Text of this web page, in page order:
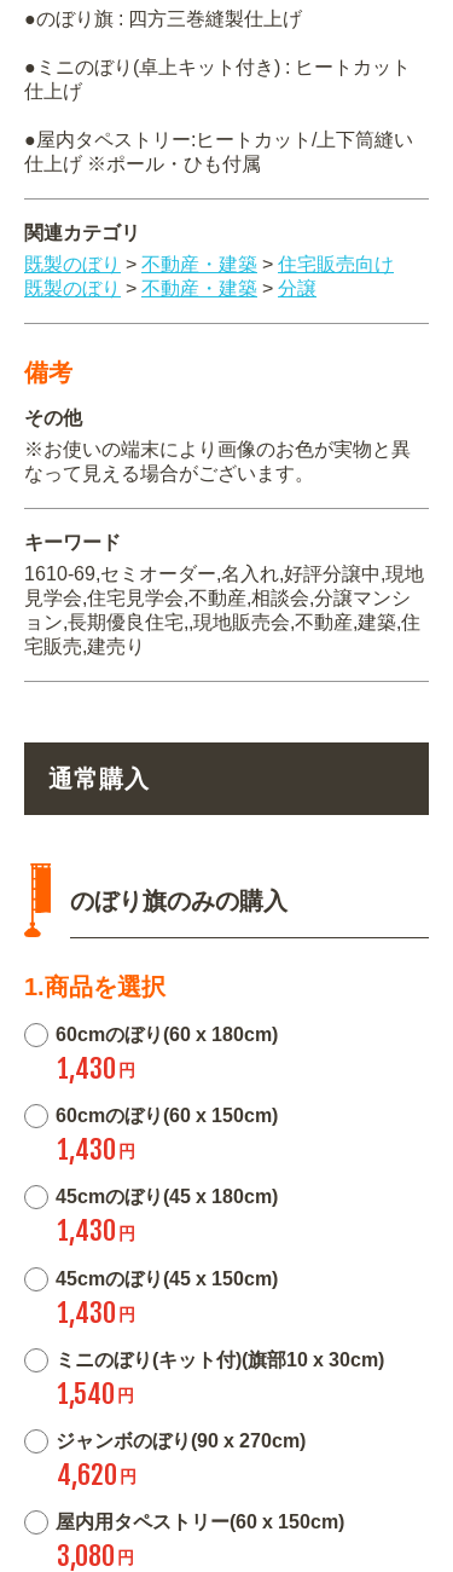
●のぼり旗 : 四方三巻縫製仕上げ
●ミニのぼり(卓上キット付き) : ヒートカット
仕上げ
●屋内タペストリー:ヒートカット/上下筒縫い
仕上げ ※ポール・ひも付属
関連カテゴリ
既製のぼり > 不動産・建築 > 住宅販売向け
既製のぼり > 不動産・建築 > 分譲
備考
その他
※お使いの端末により画像のお色が実物と異
なって見える場合がございます。
キーワード
1610-69,セミオーダー,名入れ,好評分譲中,現地
見学会,住宅見学会,不動産,相談会,分譲マンシ
ョン,長期優良住宅,,現地販売会,不動産,建築,住
宅販売,建売り
通常購入
のぼり旗のみの購入
1.商品を選択
60cmのぼり(60 x 180cm)
1,430 円
60cmのぼり(60 x 150cm)
1,430 円
45cmのぼり(45 x 180cm)
1,430 円
45cmのぼり(45 x 150cm)
1,430 円
ミニのぼり(キット付)(旗部10 x 30cm)
1,540 円
ジャンボのぼり(90 x 270cm)
4,620 円
屋内用タペストリー(60 x 150cm)
3,080 円